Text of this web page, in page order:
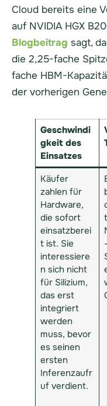
Cloud bereits eine
auf NVIDIA HGX
Blogbeitrag sagt,
die 2,25-fache
fache HBM-
der vorherigen
Geschwindi
gkeit des
Einsatzes
Käufer
zahlen für
Hardware,
die sofort
einsatzberei
t ist. Sie
interessiere
n sich nicht
für Silizium,
das erst
integriert
werden
muss, bevor
es seinen
ersten
Inferenzaufr
uf verdient.